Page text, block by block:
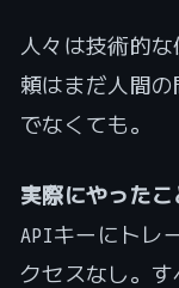
人々は技術的
頼はまだ人間
でなくても。
実際にやったこ
APIキーにトレ
クセスなし。